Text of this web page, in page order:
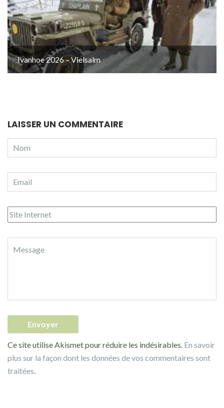
Ivanhoe 2026 – Vielsalm
LAISSER UN COMMENTAIRE
Ce site utilise Akismet pour réduire les indésirables. En savoir
plus sur la façon dont les données de vos commentaires sont
traitées